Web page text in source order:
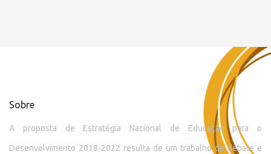
Sobre
A proposta de Estratégia Nacional de Educação para o
Desenvolvimento 2018-2022 resulta de um trabalho de debate e